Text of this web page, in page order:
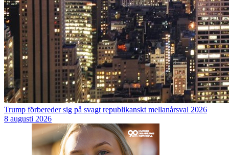
Trump förbereder sig på svagt republikanskt mellanårsval 2026
8 augusti 2026